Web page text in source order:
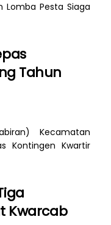
Lomba Pesta Siaga
Tahun
Kecamatan
Kontingen Kwartir
Kwarcab